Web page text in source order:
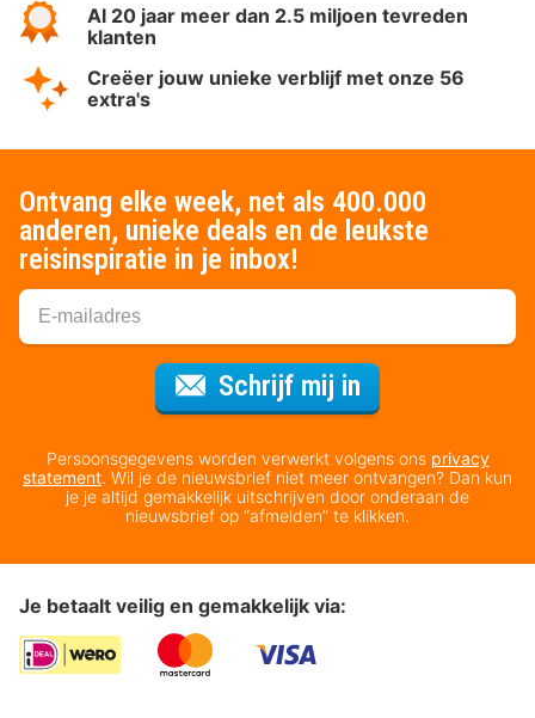
Al 20 jaar meer dan 2.5 miljoen tevreden
klanten
Creëer jouw unieke verblijf met onze 56
extra's
Ontvang elke week, net als 400.000
anderen, unieke deals en de leukste
reisinspiratie in je inbox!
Schrijf mij in
Persoonsgegevens worden verwerkt volgens ons privacy
statement. Wil je de nieuwsbrief niet meer ontvangen? Dan kun
je je altijd gemakkelijk uitschrijven door onderaan de
nieuwsbrief op “afmelden” te klikken.
Je betaalt veilig en gemakkelijk via: